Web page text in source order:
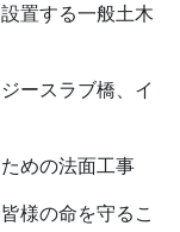
置する一般土木
ースラブ橋、イ
めの法面工事
様の命を守るこ